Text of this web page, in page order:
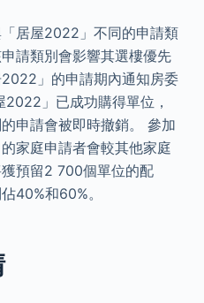
居屋2022」不同的申請類
請類別會影響其選樓優先
」的申請期內通知房委
」已成功購得單位，
申請會被即時撤銷。 參加
家庭申請者會較其他家庭
預留2 700個單位的配
40%和60%。